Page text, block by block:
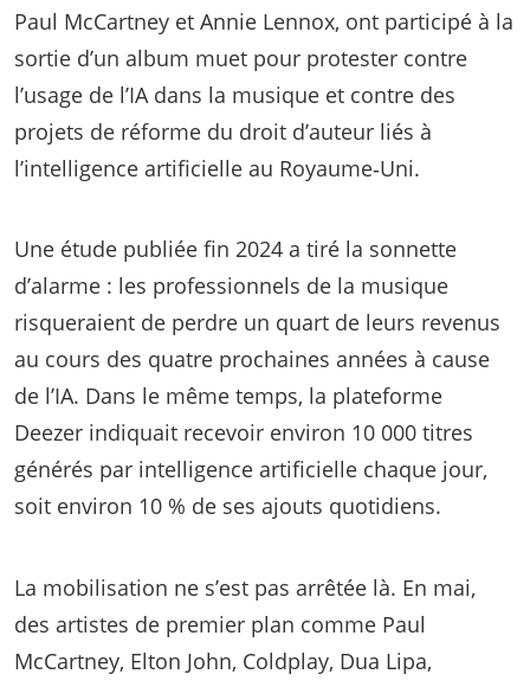
Paul McCartney et Annie Lennox, ont participé à la
sortie d’un album muet pour protester contre
l’usage de l’IA dans la musique et contre des
projets de réforme du droit d’auteur liés à
l’intelligence artificielle au Royaume‑Uni.
Une étude publiée fin 2024 a tiré la sonnette
d’alarme : les professionnels de la musique
risqueraient de perdre un quart de leurs revenus
au cours des quatre prochaines années à cause
de l’IA. Dans le même temps, la plateforme
Deezer indiquait recevoir environ 10 000 titres
générés par intelligence artificielle chaque jour,
soit environ 10 % de ses ajouts quotidiens.
La mobilisation ne s’est pas arrêtée là. En mai,
des artistes de premier plan comme Paul
McCartney, Elton John, Coldplay, Dua Lipa,